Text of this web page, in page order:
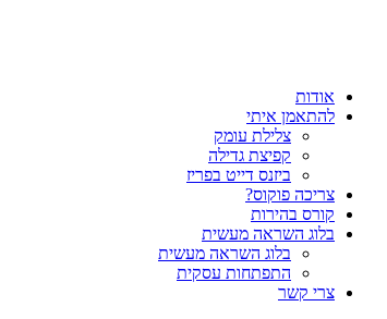
אודות
להתאמן איתי
צלילת עומק
קפיצת גדילה
ביזנס דייט בפריז
צריכה פוקוס?
קורס בהירות
בלוג השראה מעשית
בלוג השראה מעשית
התפתחות עסקית
צרי קשר